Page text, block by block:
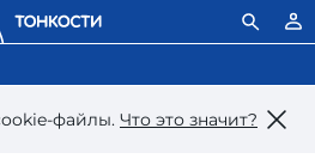
файлы. Что это значит?